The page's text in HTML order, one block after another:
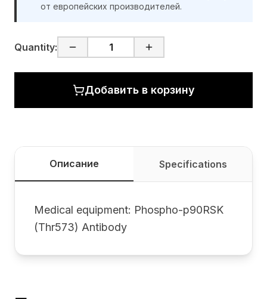
от европейских производителей.
Quantity:
Добавить в корзину
Описание Specifications
Medical equipment: Phospho-p90RSK
(Thr573) Antibody